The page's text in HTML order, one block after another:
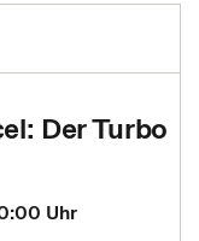
Der Turbo
Uhr